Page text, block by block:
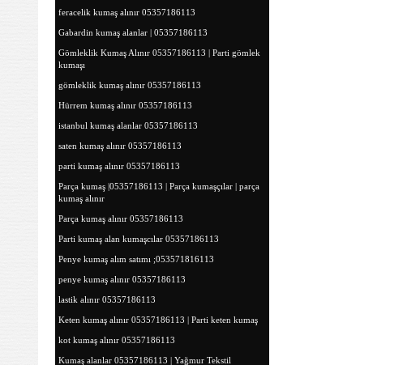
feracelik kumaş alınır 05357186113
Gabardin kumaş alanlar | 05357186113
Gömleklik Kumaş Alınır 05357186113 | Parti gömlek
kumaşı
gömleklik kumaş alınır 05357186113
Hürrem kumaş alınır 05357186113
istanbul kumaş alanlar 05357186113
saten kumaş alınır 05357186113
parti kumaş alınır 05357186113
Parça kumaş |05357186113 | Parça kumaşçılar | parça
kumaş alınır
Parça kumaş alınır 05357186113
Parti kumaş alan kumaşcılar 05357186113
Penye kumaş alım satımı ;053571816113
penye kumaş alınır 05357186113
lastik alınır 05357186113
Keten kumaş alınır 05357186113 | Parti keten kumaş
kot kumaş alınır 05357186113
Kumaş alanlar 05357186113 | Yağmur Tekstil